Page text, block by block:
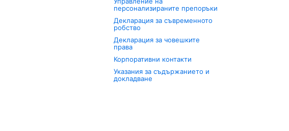
персонализираните препоръки
Декларация за съвременното
робство
Декларация за човешките
права
Корпоративни контакти
Указания за съдържанието и
докладване